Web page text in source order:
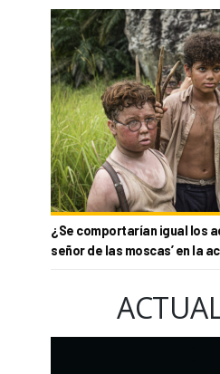
¿Se comportarían igual los
señor de las moscas’ en la